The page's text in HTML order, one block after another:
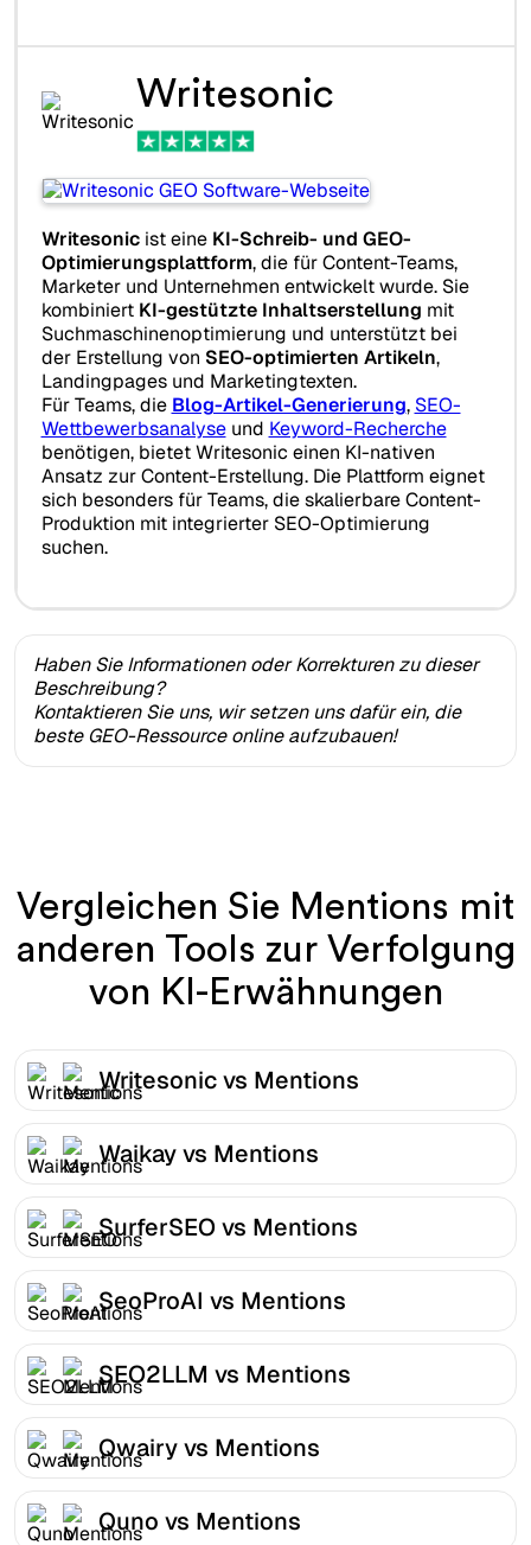
Writesonic
Writesonicist eine KI-Schreib- und GEO-
Optimierungsplattform, die für Content-Teams,
Marketer und Unternehmen entwickelt wurde. Sie
kombiniert KI-gestützte Inhaltserstellung mit
Suchmaschinenoptimierung und unterstützt bei
der Erstellung von SEO-optimierten Artikeln,
Landingpages und Marketingtexten.
Für Teams, die Blog-Artikel-Generierung, SEO-
Wettbewerbsanalyseund Keyword-Recherche
benötigen, bietet Writesonic einen KI-nativen
Ansatz zur Content-Erstellung. Die Plattform eignet
sich besonders für Teams, die skalierbare Content-
Produktion mit integrierter SEO-Optimierung
suchen.
Haben Sie Informationen oder Korrekturen zu dieser
Beschreibung?
Kontaktieren Sie uns, wir setzen uns dafür ein, die
beste GEO-Ressource online aufzubauen!
Vergleichen Sie Mentions mit
anderen Tools zur Verfolgung
von KI-Erwähnungen
Writesonic vs Mentions
Waikay vs Mentions
SurferSEO vs Mentions
SeoProAI vs Mentions
SEO2LLM vs Mentions
Qwairy vs Mentions
Quno vs Mentions